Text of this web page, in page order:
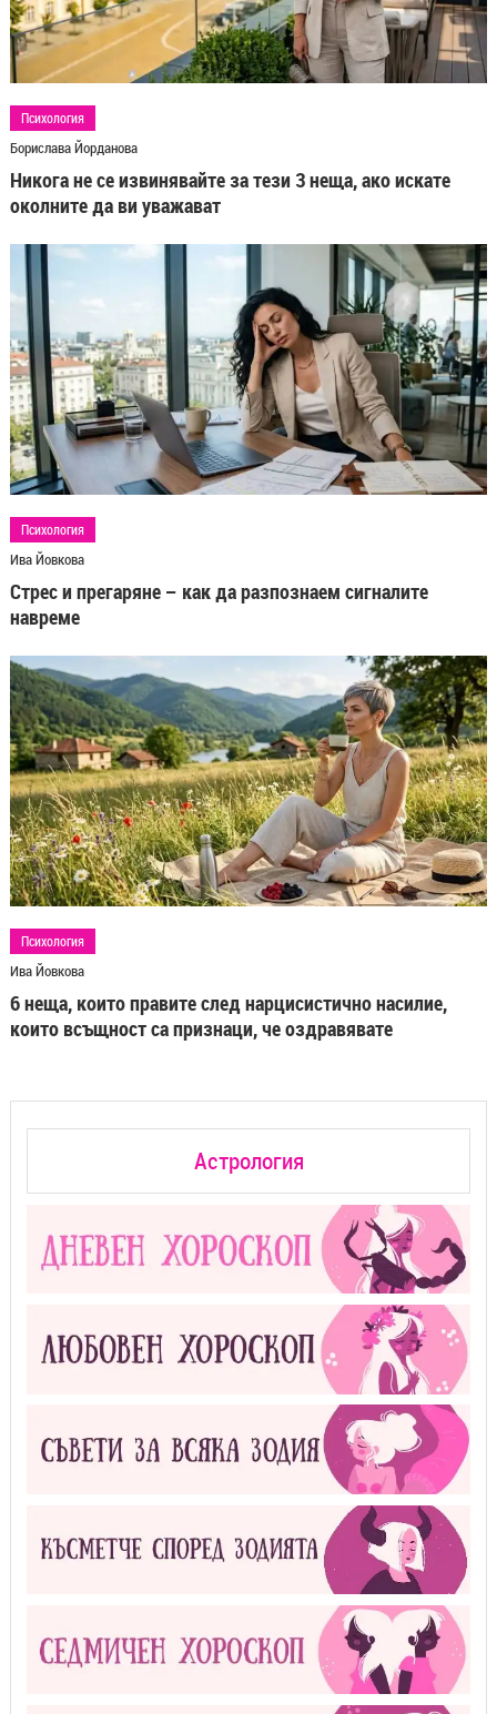
Психология
Борислава Йорданова
Никога не се извинявайте за тези 3 неща, ако искате
околните да ви уважават
Психология
Ива Йовкова
Стрес и прегаряне – как да разпознаем сигналите
навреме
Психология
Ива Йовкова
6 неща, които правите след нарцисистично насилие,
които всъщност са признаци, че оздравявате
Астрология